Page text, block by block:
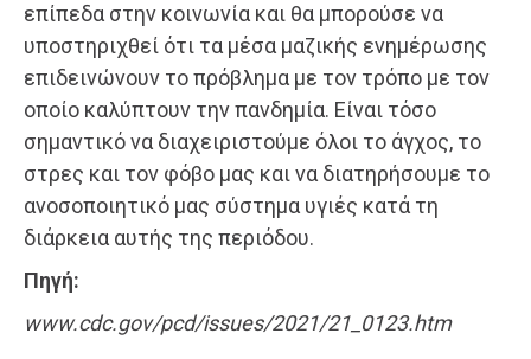
επίπεδα στην κοινωνία και θα μπορούσε να
υποστηριχθεί ότι τα μέσα μαζικής ενημέρωσης
επιδεινώνουν το πρόβλημα με τον τρόπο με τον
οποίο καλύπτουν την πανδημία. Είναι τόσο
σημαντικό να διαχειριστούμε όλοι το άγχος, το
στρες και τον φόβο μας και να διατηρήσουμε το
ανοσοποιητικό μας σύστημα υγιές κατά τη
διάρκεια αυτής της περιόδου.
Πηγή:
www.cdc.gov/pcd/issues/2021/21_0123.htm